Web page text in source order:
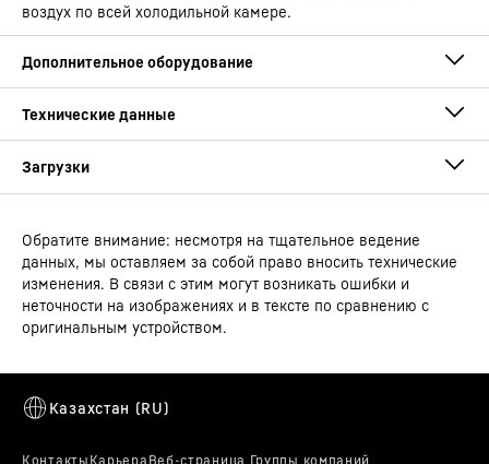
воздух по всей холодильной камере.
SuperSilent
Тип устройства
Холодильный шкаф с
EasyFresh
Сбытовый номер артикула
Руководство по эксплуатации
Габаритный чертеж
Обратите внимание: несмотря на тщательное ведение
данных, мы оставляем за собой право вносить технические
изменения. В связи с этим могут возникать ошибки и
неточности на изображениях и в тексте по сравнению с
оригинальным устройством.